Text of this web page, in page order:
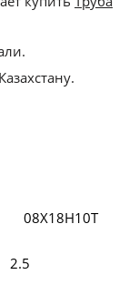
08Х18Н10Т
2.5